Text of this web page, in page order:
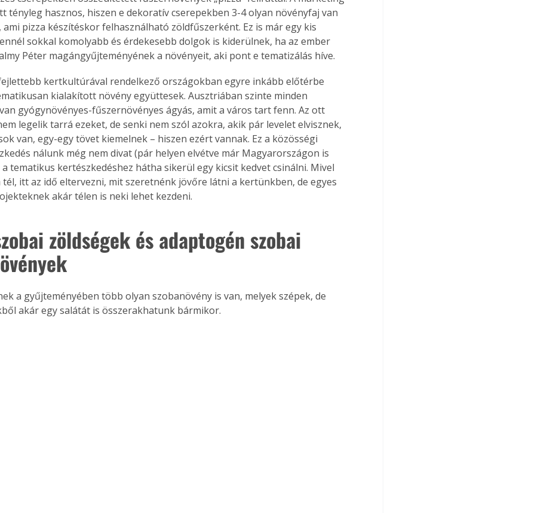
tényleg hasznos, hiszen e dekoratív cserepekben 3-4 olyan növényfaj van
ami pizza készítéskor felhasználható zöldfűszerként. Ez is már egy kis
sokkal komolyabb és érdekesebb dolgok is kiderülnek, ha az ember
Péter magángyűjteményének a növényeit, aki pont e tematizálás híve.
kertkultúrával rendelkező országokban egyre inkább előtérbe
kialakított növény együttesek. Ausztriában szinte minden
gyógynövényes-fűszernövényes ágyás, amit a város tart fenn. Az ott
legelik tarrá ezeket, de senki nem szól azokra, akik pár levelet elvisznek,
van, egy-egy tövet kiemelnek – hiszen ezért vannak. Ez a közösségi
nálunk még nem divat (pár helyen elvétve már Magyarországon is
a tematikus kertészkedéshez hátha sikerül egy kicsit kedvet csinálni. Mivel
itt az idő eltervezni, mit szeretnénk jövőre látni a kertünkben, de egyes
akár télen is neki lehet kezdeni.
zöldségek és adaptogén szobai
a gyűjteményében több olyan szobanövény is van, melyek szépek, de
akár egy salátát is összerakhatunk bármikor.